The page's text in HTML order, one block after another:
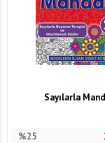
Sayılarla
%25